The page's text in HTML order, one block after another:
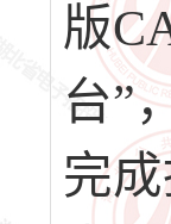
版
台”
完